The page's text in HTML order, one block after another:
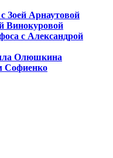
Зоей Арнаутовой
Винокуровой
с Александрой
Олюшкина
Софиенко